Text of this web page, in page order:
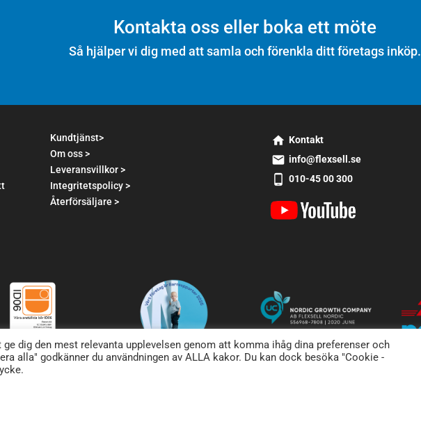
Kontakta oss eller boka ett möte
Så hjälper vi dig med att samla och förenkla ditt företags inköp.
Kundtjänst>
Om oss >
Leveransvillkor >
Integritetspolicy >
Återförsäljare >
s
m
t2
h
o
Kontakt
s
m
t1
e
o
n
info@flexsell.se
m
t2
e
a
n
dr
oi
d
010-45 00 300
dig den mest relevanta upplevelsen genom att komma ihåg dina preferenser och
alla" godkänner du användningen av ALLA kakor. Du kan dock besöka "Cookie -